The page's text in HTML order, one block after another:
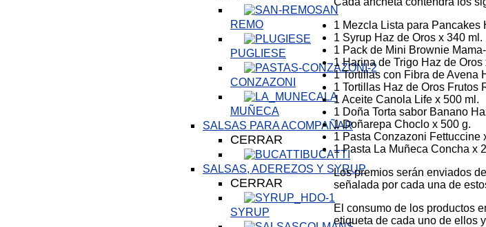
SAN
REMO
PUGLIESE
CONZAZONI
LA
MUÑECA
SALSAS PARA ACOMPAÑAR
CERRAR
BUCATTI
SALSAS, ADEREZOS Y SYRUP
CERRAR
SYRUP
1 Mezcla Lista para Pancakes
1 Syrup Haz de Oros x 340 ml.
1 Pack de Mini Brownie
1 Harina de Trigo Haz de Oros
1 Tortillas con Fibra de Avena
1 Tortillas Haz de Oros Frutos
1 Aceite Canola Life x 500 ml.
1 Doña Torta sabor Banano
1 Doñarepa Choclo x 500 g.
1 Pasta Conzazoni Fettuccine
1 Pasta La Muñeca Concha x
Los premios serán enviados
señalada por cada una de
El consumo de los productos
etiqueta de cada uno de ellos